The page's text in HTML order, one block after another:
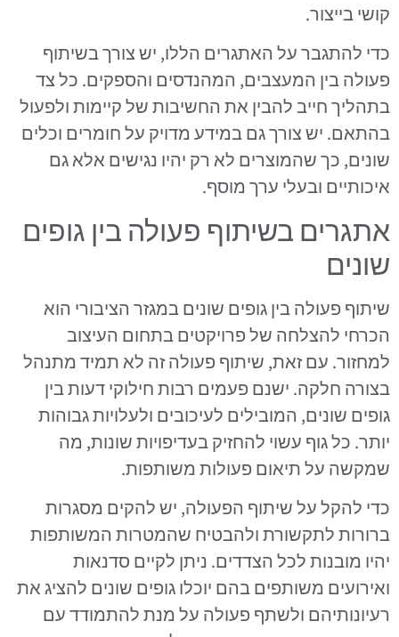
קושי בייצור.
כדי להתגבר על האתגרים הללו, יש צורך בשיתוף
פעולה בין המעצבים, המהנדסים והספקים. כל צד
בתהליך חייב להבין את החשיבות של קיימות ולפעול
בהתאם. יש צורך גם במידע מדויק על חומרים וכלים
שונים, כך שהמוצרים לא רק יהיו נגישים אלא גם
איכותיים ובעלי ערך מוסף.
אתגרים בשיתוף פעולה בין גופים
שונים
שיתוף פעולה בין גופים שונים במגזר הציבורי הוא
הכרחי להצלחה של פרויקטים בתחום העיצוב
למחזור. עם זאת, שיתוף פעולה זה לא תמיד מתנהל
בצורה חלקה. ישנם פעמים רבות חילוקי דעות בין
גופים שונים, המובילים לעיכובים ולעלויות גבוהות
יותר. כל גוף עשוי להחזיק בעדיפויות שונות, מה
שמקשה על תיאום פעולות משותפות.
כדי להקל על שיתוף הפעולה, יש להקים מסגרות
ברורות לתקשורת ולהבטיח שהמטרות המשותפות
יהיו מובנות לכל הצדדים. ניתן לקיים סדנאות
ואירועים משותפים בהם יוכלו גופים שונים להציג את
רעיונותיהם ולשתף פעולה על מנת להתמודד עם